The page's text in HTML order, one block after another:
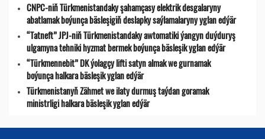
CNPC-niň Türkmenistandaky şahamçasy elektrik desgalaryny
abatlamak boýunça bäsleşigiň deslapky saýlamalaryny yglan edýär
“Tatneft” JPJ-niň Türkmenistandaky awtomatiki ýangyn duýduryş
ulgamyna tehniki hyzmat bermek boýunça bäsleşik yglan edýär
“Türkmennebit” DK ýolagçy lifti satyn almak we gurnamak
boýunça halkara bäsleşik yglan edýär
Türkmenistanyň Zähmet we ilaty durmuş taýdan goramak
ministrligi halkara bäsleşik yglan edýär